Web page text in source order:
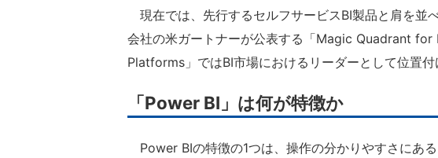
現在では、先行するセルフサービスBI製品と肩を並
会社の米ガートナーが公表する「Magic Quadrant
Platforms」ではBI市場におけるリーダーとして位置付
「Power BI」は何が特徴か
Power BIの特徴の1つは、操作の分かりやすさにあ